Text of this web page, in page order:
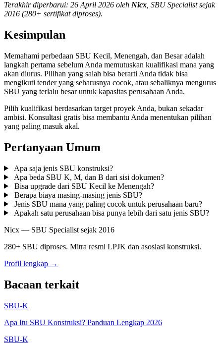
Terakhir diperbarui: 26 April 2026 oleh Nicx , SBU Specialist sejak
2016 (280+ sertifikat diproses).
Kesimpulan
Memahami perbedaan SBU Kecil, Menengah, dan Besar adalah
langkah pertama sebelum Anda memutuskan kualifikasi mana yang
akan diurus. Pilihan yang salah bisa berarti Anda tidak bisa
mengikuti tender yang seharusnya cocok, atau sebaliknya mengurus
SBU yang terlalu besar untuk kapasitas perusahaan Anda.
Pilih kualifikasi berdasarkan target proyek Anda, bukan sekadar
ambisi. Konsultasi gratis bisa membantu Anda menentukan pilihan
yang paling masuk akal.
Pertanyaan Umum
Apa saja jenis SBU konstruksi?
Apa beda SBU K, M, dan B dari sisi dokumen?
Bisa upgrade dari SBU Kecil ke Menengah?
Berapa biaya masing-masing jenis SBU?
Jenis SBU mana yang paling cocok untuk perusahaan baru?
Apakah satu perusahaan bisa punya lebih dari satu jenis SBU?
Nicx — SBU Specialist sejak 2016
280+ SBU diproses. Mitra resmi LPJK dan asosiasi konstruksi.
Profil lengkap →
Bacaan terkait
SBU-K
Apa Itu SBU Konstruksi? Panduan Lengkap 2026
SBU-K